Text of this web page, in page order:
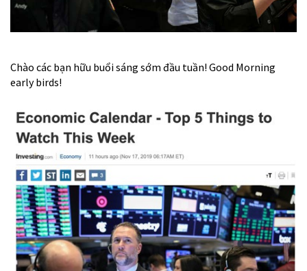
Chào các bạn hữu buổi sáng sớm đầu tuần! Good Morning
early birds!